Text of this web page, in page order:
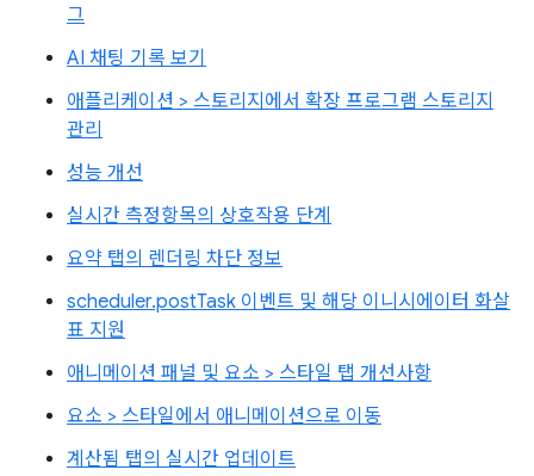
그
AI 채팅 기록 보기
애플리케이션 > 스토리지에서 확장 프로그램 스토리지
관리
성능 개선
실시간 측정항목의 상호작용 단계
요약 탭의 렌더링 차단 정보
scheduler.postTask 이벤트 및 해당 이니시에이터 화살
표 지원
애니메이션 패널 및 요소 > 스타일 탭 개선사항
요소 > 스타일에서 애니메이션으로 이동
계산됨 탭의 실시간 업데이트